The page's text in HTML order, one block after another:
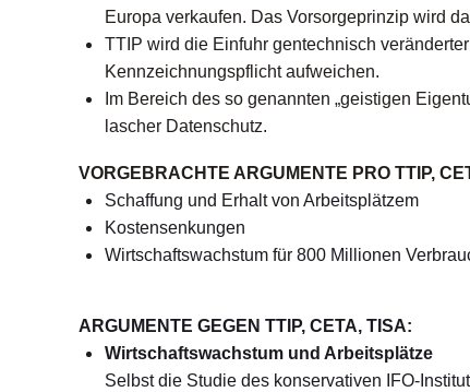
Europa verkaufen. Das Vorsorgeprinzip wird
TTIP wird die Einfuhr gentechnisch
Kennzeichnungspflicht aufweichen.
Im Bereich des so genannten „geistigen
lascher Datenschutz.
VORGEBRACHTE ARGUMENTE PRO TTIP,
Schaffung und Erhalt von Arbeitsplätzem
Kostensenkungen
Wirtschaftswachstum für 800 Millionen
ARGUMENTE GEGEN TTIP, CETA, TISA:
Wirtschaftswachstum und Arbeitsplätze
Selbst die Studie des konservativen IFO-